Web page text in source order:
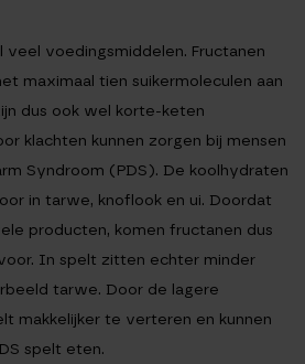
veel voedingsmiddelen. Fructanen
maximaal tien suikermoleculen aan
dus ook wel korte-keten
klachten kunnen zorgen bij mensen
Syndroom (PDS). De koolhydraten
in tarwe, knoflook en ui. Doordat
producten, komen fructanen dus
In spelt zitten echter minder
tarwe. Door de lagere
makkelijker te verteren en kunnen
spelt eten.